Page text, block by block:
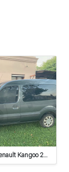
Vendo Renault Kangoo 2012